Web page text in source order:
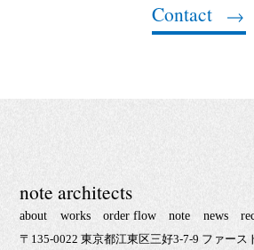
Contact
note architects
about works order flow note news
〒135-0022 東京都江東区三好3-7-9 ファース